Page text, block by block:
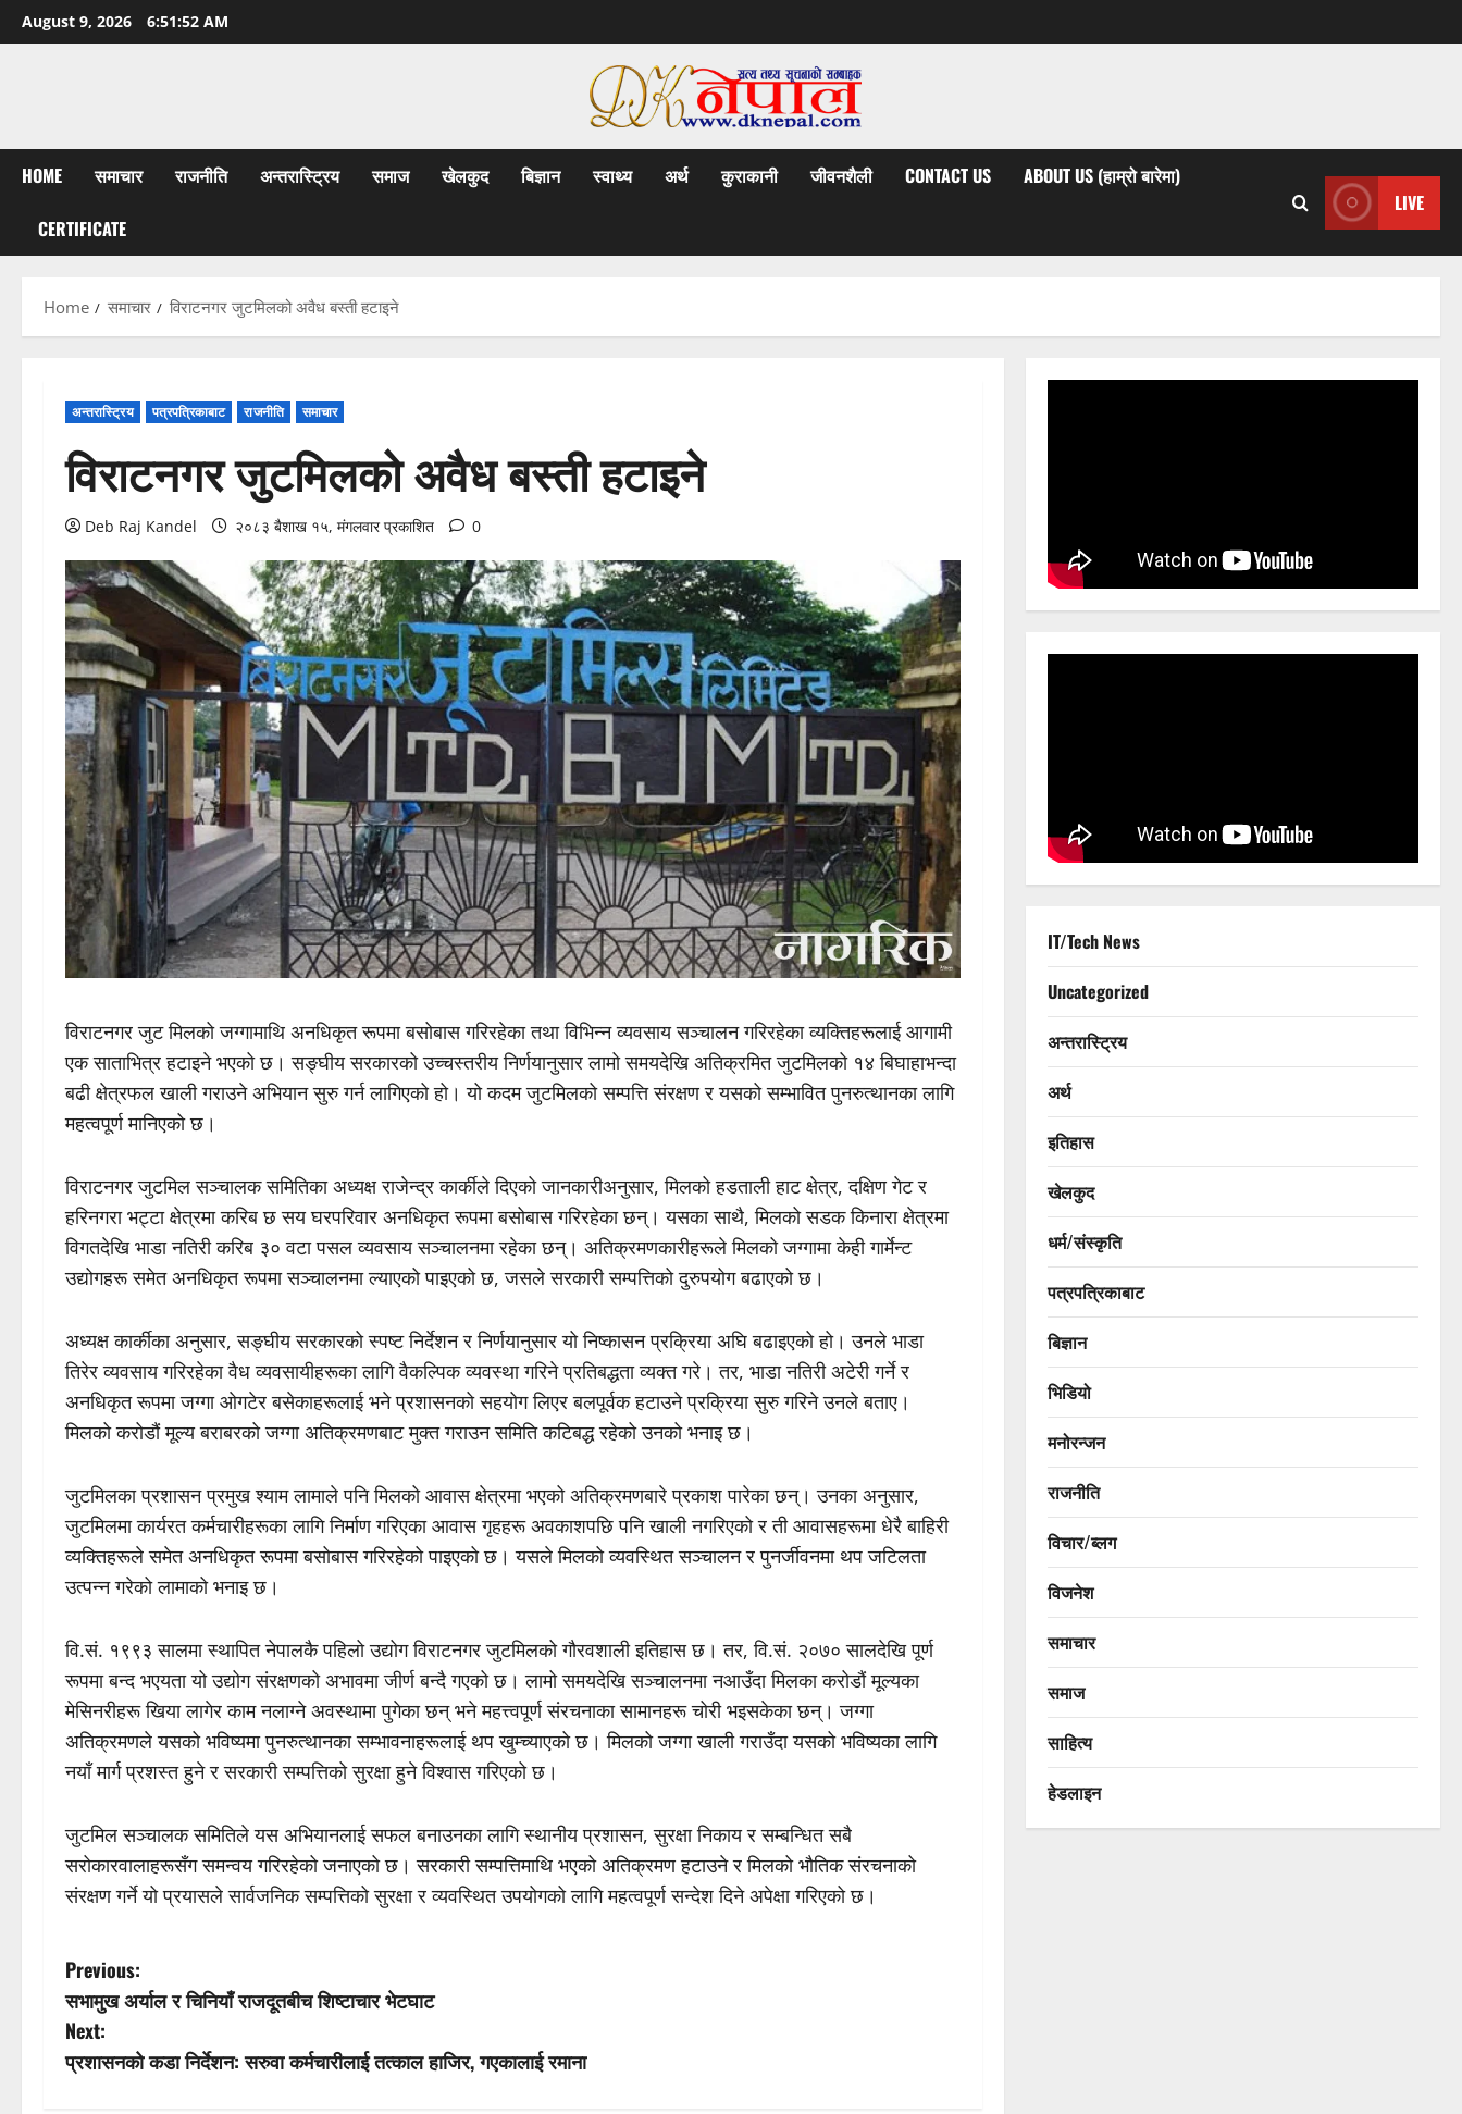
Skip
to
August 9, 2026 6:51:53 AM
HOME समाचार राजनीति अन्तरास्ट्रिय समाज खेलकुद बिज्ञान स्वाथ्य अर्थ कुराकानी जीवनशैली CONTACT US ABOUT US (हाम्रो बारेमा)
CERTIFICATE
LIVE
Home समाचार विराटनगर जुटमिलको अवैध बस्ती हटाइने
अन्तरास्ट्रिय पत्रपत्रिकाबाट राजनीति समाचार
विराटनगर जुटमिलको अवैध बस्ती हटाइने
Deb Raj Kandel २०८३ बैशाख १५, मंगलवार प्रकाशित 0
विराटनगर जुट मिलको जग्गामाथि अनधिकृत रूपमा बसोबास गरिरहेका तथा विभिन्न व्यवसाय सञ्चालन गरिरहेका व्यक्तिहरूलाई आगामी
एक साताभित्र हटाइने भएको छ। सङ्घीय सरकारको उच्चस्तरीय निर्णयानुसार लामो समयदेखि अतिक्रमित जुटमिलको १४ बिघाहाभन्दा
बढी क्षेत्रफल खाली गराउने अभियान सुरु गर्न लागिएको हो। यो कदम जुटमिलको सम्पत्ति संरक्षण र यसको सम्भावित पुनरुत्थानका लागि
महत्वपूर्ण मानिएको छ।
विराटनगर जुटमिल सञ्चालक समितिका अध्यक्ष राजेन्द्र कार्कीले दिएको जानकारीअनुसार, मिलको हडताली हाट क्षेत्र, दक्षिण गेट र
हरिनगरा भट्टा क्षेत्रमा करिब छ सय घरपरिवार अनधिकृत रूपमा बसोबास गरिरहेका छन्। यसका साथै, मिलको सडक किनारा क्षेत्रमा
विगतदेखि भाडा नतिरी करिब ३० वटा पसल व्यवसाय सञ्चालनमा रहेका छन्। अतिक्रमणकारीहरूले मिलको जग्गामा केही गार्मेन्ट
उद्योगहरू समेत अनधिकृत रूपमा सञ्चालनमा ल्याएको पाइएको छ, जसले सरकारी सम्पत्तिको दुरुपयोग बढाएको छ।
अध्यक्ष कार्कीका अनुसार, सङ्घीय सरकारको स्पष्ट निर्देशन र निर्णयानुसार यो निष्कासन प्रक्रिया अघि बढाइएको हो। उनले भाडा
तिरेर व्यवसाय गरिरहेका वैध व्यवसायीहरूका लागि वैकल्पिक व्यवस्था गरिने प्रतिबद्धता व्यक्त गरे। तर, भाडा नतिरी अटेरी गर्ने र
अनधिकृत रूपमा जग्गा ओगटेर बसेकाहरूलाई भने प्रशासनको सहयोग लिएर बलपूर्वक हटाउने प्रक्रिया सुरु गरिने उनले बताए।
मिलको करोडौं मूल्य बराबरको जग्गा अतिक्रमणबाट मुक्त गराउन समिति कटिबद्ध रहेको उनको भनाइ छ।
जुटमिलका प्रशासन प्रमुख श्याम लामाले पनि मिलको आवास क्षेत्रमा भएको अतिक्रमणबारे प्रकाश पारेका छन्। उनका अनुसार,
जुटमिलमा कार्यरत कर्मचारीहरूका लागि निर्माण गरिएका आवास गृहहरू अवकाशपछि पनि खाली नगरिएको र ती आवासहरूमा धेरै बाहिरी
व्यक्तिहरूले समेत अनधिकृत रूपमा बसोबास गरिरहेको पाइएको छ। यसले मिलको व्यवस्थित सञ्चालन र पुनर्जीवनमा थप जटिलता
उत्पन्न गरेको लामाको भनाइ छ।
वि.सं. १९९३ सालमा स्थापित नेपालकै पहिलो उद्योग विराटनगर जुटमिलको गौरवशाली इतिहास छ। तर, वि.सं. २०७० सालदेखि पूर्ण
रूपमा बन्द भएयता यो उद्योग संरक्षणको अभावमा जीर्ण बन्दै गएको छ। लामो समयदेखि सञ्चालनमा नआउँदा मिलका करोडौं मूल्यका
मेसिनरीहरू खिया लागेर काम नलाग्ने अवस्थामा पुगेका छन् भने महत्त्वपूर्ण संरचनाका सामानहरू चोरी भइसकेका छन्। जग्गा
अतिक्रमणले यसको भविष्यमा पुनरुत्थानका सम्भावनाहरूलाई थप खुम्च्याएको छ। मिलको जग्गा खाली गराउँदा यसको भविष्यका लागि
नयाँ मार्ग प्रशस्त हुने र सरकारी सम्पत्तिको सुरक्षा हुने विश्वास गरिएको छ।
जुटमिल सञ्चालक समितिले यस अभियानलाई सफल बनाउनका लागि स्थानीय प्रशासन, सुरक्षा निकाय र सम्बन्धित सबै
सरोकारवालाहरूसँग समन्वय गरिरहेको जनाएको छ। सरकारी सम्पत्तिमाथि भएको अतिक्रमण हटाउने र मिलको भौतिक संरचनाको
संरक्षण गर्ने यो प्रयासले सार्वजनिक सम्पत्तिको सुरक्षा र व्यवस्थित उपयोगको लागि महत्वपूर्ण सन्देश दिने अपेक्षा गरिएको छ।
P
o
s
Previous:
सभामुख अर्याल र चिनियाँ राजदूतबीच शिष्टाचार भेटघाट
Next:
प्रशासनको कडा निर्देशन: सरुवा कर्मचारीलाई तत्काल हाजिर, गएकालाई रमाना
IT/Tech News
Uncategorized
अन्तरास्ट्रिय
अर्थ
इतिहास
खेलकुद
धर्म/संस्कृति
पत्रपत्रिकाबाट
बिज्ञान
भिडियो
मनोरन्जन
राजनीति
विचार/ब्लग
विजनेश
समाचार
समाज
साहित्य
हेडलाइन